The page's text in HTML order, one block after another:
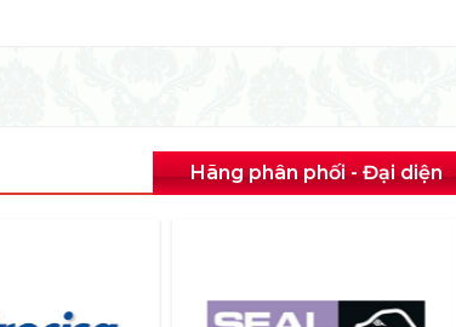
Hãng phân phối - Đại diện